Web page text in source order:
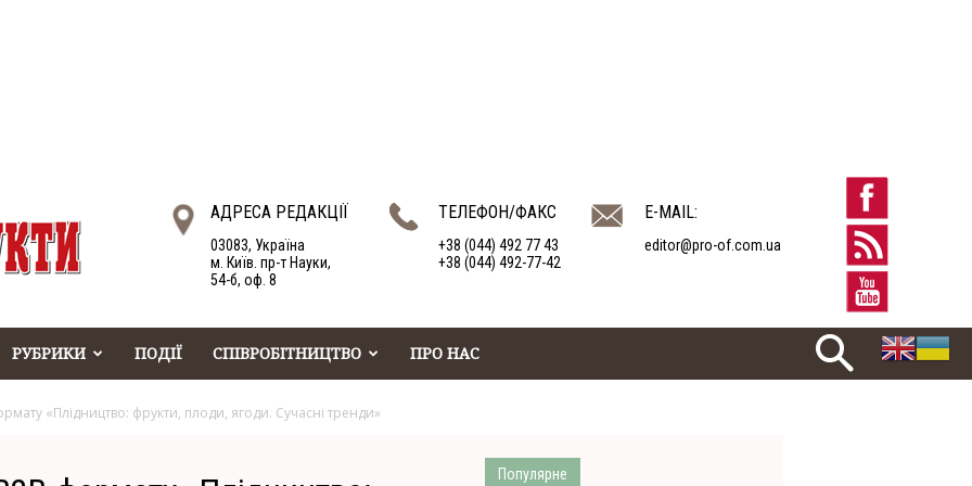
АДРЕСА РЕДАКЦІЇ
03083, Україна
м. Київ. пр-т Науки,
54-б, оф. 8
ТЕЛЕФОН/ФАКС
+38 (044) 492 77 43
+38 (044) 492-77-42
E-MAIL:
editor@pro-of.com.ua
РУБРИКИ ПОДІЇ СПІВРОБІТНИЦТВО ПРО НАС
«Плідництво: фрукти, плоди, ягоди. Сучасні тренди»
Популярне